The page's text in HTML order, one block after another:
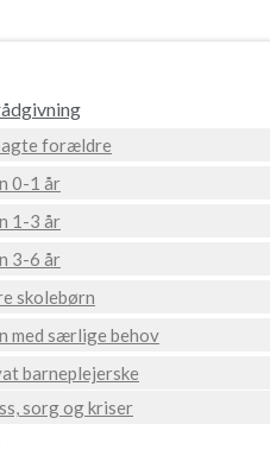
forældre
0-1 år
1-3 år
3-6 år
skolebørn
med særlige behov
barneplejerske
sorg og kriser